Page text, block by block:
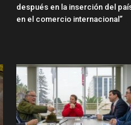
después en la inserción del
en el comercio internacional”